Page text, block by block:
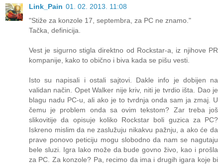
Link_Pain 01. 02. 2013. 11:08
"Stiže za konzole 17, septembra, za PC ne znamo."
Tačka, definicija.
Vest je sigurno stigla direktno od Rockstar-a, iz njihove PR
kompanije, kako to obično i biva kada se pišu vesti.
Isto su napisali i ostali sajtovi. Dakle info je dobijen na
validan način. Opet Walker nije kriv, niti je tvrdio išta. Dao je
blagu nadu PC-u, ali ako je to tvrdnja onda sam ja zmaj. U
čemu je problem onda sa ovim tekstom? Zar treba još
slikovitije da opisuje koliko Rockstar boli guzica za PC?
Iskreno mislim da ne zaslužuju nikakvu pažnju, a ako će da
prave ponovo peticiju mogu slobodno da nam se nagutaju
bele sluzi. Igra lako može da bude govno živo, kao i prošla
za PC. Za konzole? Pa, recimo da ima i drugih igara koje bi